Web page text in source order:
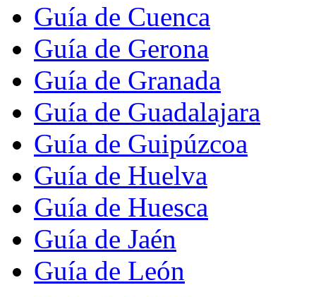
Guía de Cuenca
Guía de Gerona
Guía de Granada
Guía de Guadalajara
Guía de Guipúzcoa
Guía de Huelva
Guía de Huesca
Guía de Jaén
Guía de León